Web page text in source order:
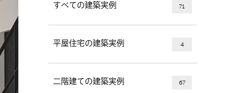
すべての建築実例 71
平屋住宅の建築実例 4
二階建ての建築実例 67